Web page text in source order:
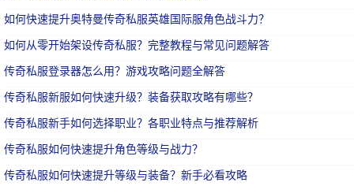
如何快速提升奥特曼传奇私服英雄国际服角色战斗力？
如何从零开始架设传奇私服？完整教程与常见问题解答
传奇私服登录器怎么用？游戏攻略问题全解答
传奇私服新服如何快速升级？装备获取攻略有哪些？
传奇私服新手如何选择职业？各职业特点与推荐解析
传奇私服如何快速提升角色等级与战力？
传奇私服如何快速提升等级与装备？新手必看攻略